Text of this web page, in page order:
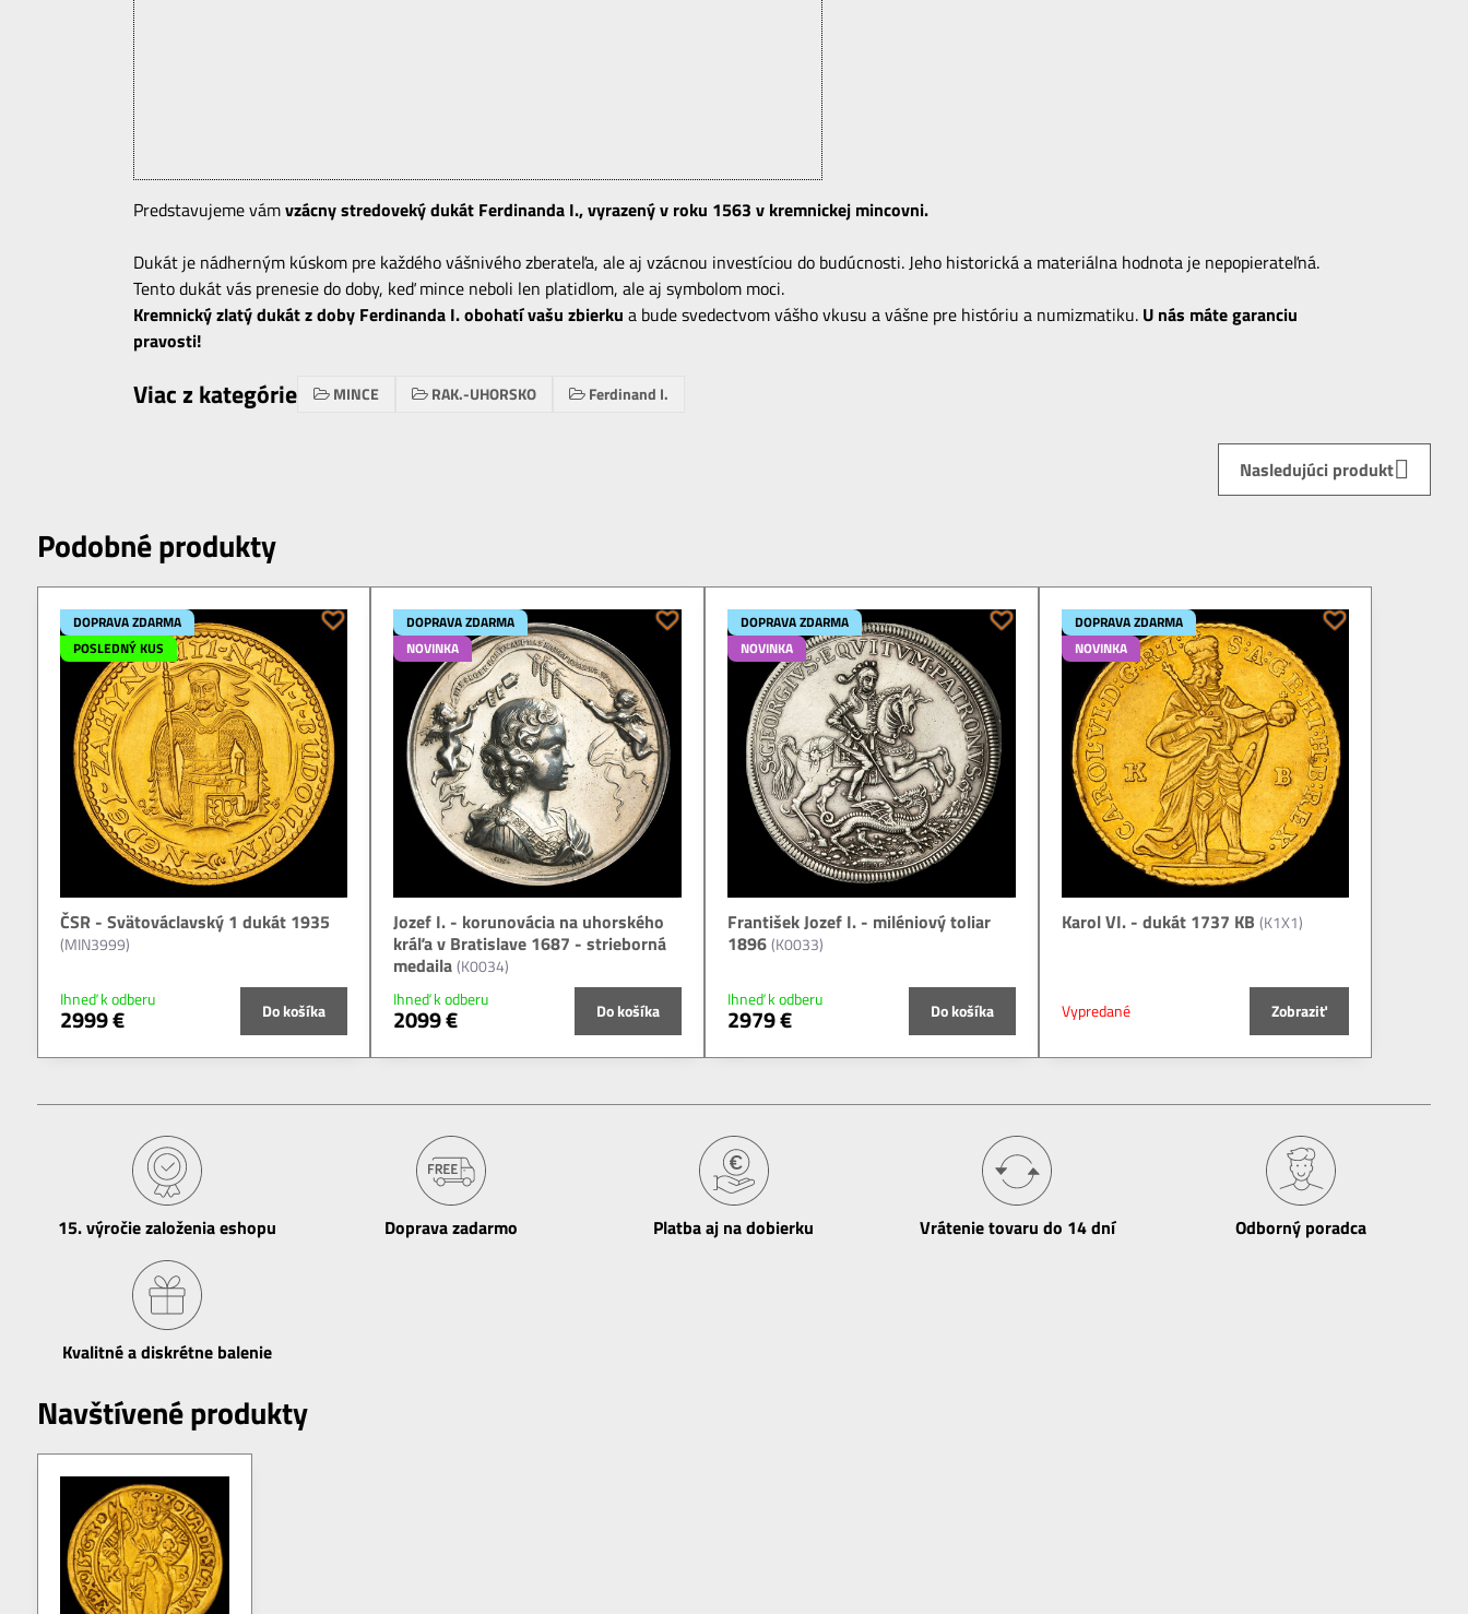
Predstavujeme vámvzácny stredoveký dukát Ferdinanda I., vyrazený v roku 1563 v kremnickej mincovni.
Dukát je nádherným kúskom pre každého vášnivého zberateľa, ale aj vzácnou investíciou do budúcnosti. Jeho historická a materiálna hodnota je nepopierateľná.
Tento dukát vás prenesie do doby, keď mince neboli len platidlom, ale aj symbolom moci.
Kremnický zlatý dukát z doby Ferdinanda I. obohatí vašu zbierku a bude svedectvom vášho vkusu a vášne pre históriu a numizmatiku. U nás máte garanciu
pravosti!
Viac z kategórie MINCE RAK.-UHORSKO Ferdinand I.
Nasledujúci produkt
Podobné produkty
DOPRAVA ZDARMA
POSLEDNÝ KUS
ČSR - Svätováclavský 1 dukát 1935
(MIN3999)
Ihneď k odberu
2999 € Do košíka
DOPRAVA ZDARMA
NOVINKA
Jozef I. - korunovácia na uhorského
kráľa v Bratislave 1687 - strieborná
medaila (K0034)
Ihneď k odberu
2099 € Do košíka
DOPRAVA ZDARMA
NOVINKA
František Jozef I. - miléniový toliar
1896(K0033)
Ihneď k odberu
2979 € Do košíka
DOPRAVA ZDARMA
NOVINKA
Karol VI. - dukát 1737 KB (K1X1)
Vypredané Zobraziť
15​. výročie založenia eshopu Doprava zadarmo Platba aj na dobierku Vrátenie tovaru do 14 dní Odborný poradca
Kvalitné a diskrétne balenie
Navštívené produkty